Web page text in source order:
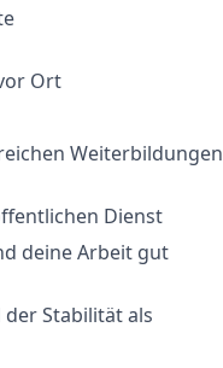
Ort
Weiterbildungen
Dienst
deine Arbeit gut
Stabilität als